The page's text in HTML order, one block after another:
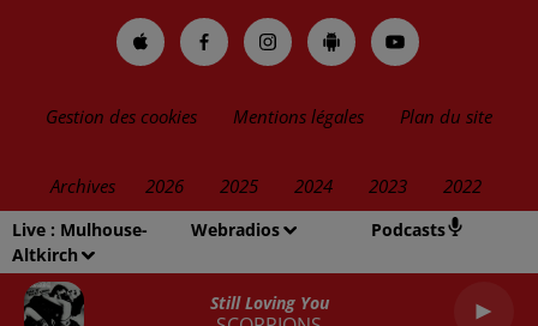
Live : Mulhouse-
Altkirch
Webradios Podcasts
Still Loving You
Gestion des cookies Mentions légales Plan du site
Archives 2026 2025 2024 2023 2022